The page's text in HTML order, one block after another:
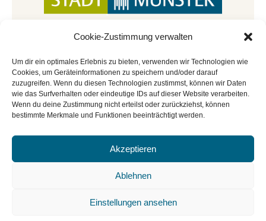
Cookie-Zustimmung verwalten
Um dir ein optimales Erlebnis zu bieten, verwenden wir Technologien wie
Cookies, um Geräteinformationen zu speichern und/oder darauf
zuzugreifen. Wenn du diesen Technologien zustimmst, können wir Daten
wie das Surfverhalten oder eindeutige IDs auf dieser Website verarbeiten.
Wenn du deine Zustimmung nicht erteilst oder zurückziehst, können
bestimmte Merkmale und Funktionen beeinträchtigt werden.
Akzeptieren
Ablehnen
Einstellungen ansehen
© Copyright 2022 - 2026 | Mitmachbar der
Cookie-Richtlinie